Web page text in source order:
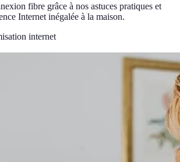
fibre grâce à nos astuces pratiques et
Internet inégalée à la maison.
internet